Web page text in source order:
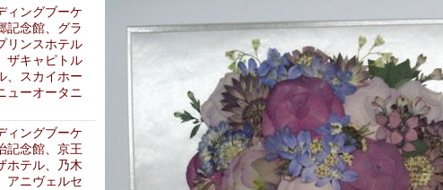
ィングブーケ
記念館、グラ
リンスホテル
ザキャピトル
、スカイホー
ューオータニ
ィングブーケ
記念館、京王
ホテル、乃木
アニヴェルセ